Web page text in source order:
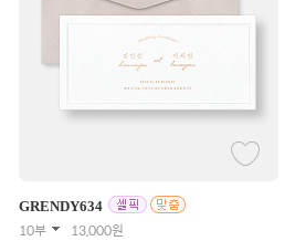
GRENDY634
10부 13,000원